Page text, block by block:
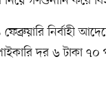
নির্বাহী
দর ৬ টাকা